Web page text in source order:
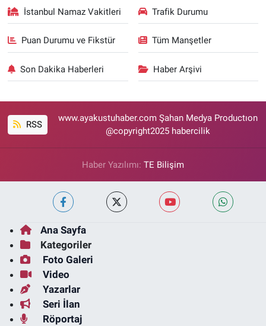
İstanbul Namaz Vakitleri Trafik Durumu
Puan Durumu ve Fikstür Tüm Manşetler
Son Dakika Haberleri Haber Arşivi
RSS
www.ayakustuhaber.com Şahan Medya Productıon
@copyright2025 habercilik
Haber Yazılımı: TE Bilişim
Ana Sayfa
Kategoriler
Foto Galeri
Video
Yazarlar
Seri İlan
Röportaj